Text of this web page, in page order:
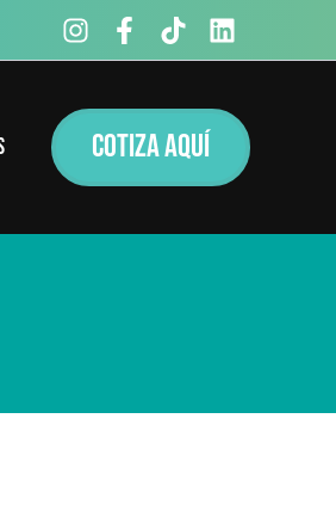
COTIZA AQUÍ